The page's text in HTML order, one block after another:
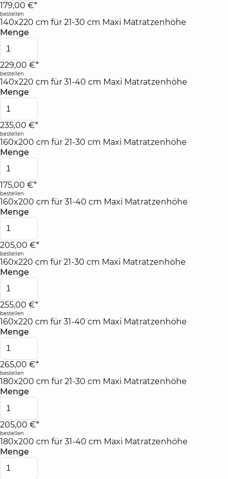
179,00 €*
bestellen
140x220 cm für 21-30 cm Maxi Matratzenhöhe
Menge
229,00 €*
bestellen
140x220 cm für 31-40 cm Maxi Matratzenhöhe
Menge
235,00 €*
bestellen
160x200 cm für 21-30 cm Maxi Matratzenhöhe
Menge
175,00 €*
bestellen
160x200 cm für 31-40 cm Maxi Matratzenhöhe
Menge
205,00 €*
bestellen
160x220 cm für 21-30 cm Maxi Matratzenhöhe
Menge
255,00 €*
bestellen
160x220 cm für 31-40 cm Maxi Matratzenhöhe
Menge
265,00 €*
bestellen
180x200 cm für 21-30 cm Maxi Matratzenhöhe
Menge
205,00 €*
bestellen
180x200 cm für 31-40 cm Maxi Matratzenhöhe
Menge